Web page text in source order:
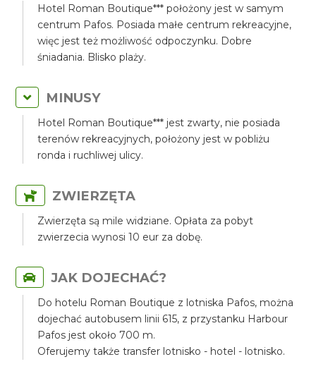
Hotel Roman Boutique*** położony jest w samym
centrum Pafos. Posiada małe centrum rekreacyjne,
więc jest też możliwość odpoczynku. Dobre
śniadania. Blisko plaży.
MINUSY
Hotel Roman Boutique*** jest zwarty, nie posiada
terenów rekreacyjnych, położony jest w pobliżu
ronda i ruchliwej ulicy.
ZWIERZĘTA
Zwierzęta są mile widziane. Opłata za pobyt
zwierzecia wynosi 10 eur za dobę.
JAK DOJECHAĆ?
Do hotelu Roman Boutique z lotniska Pafos, można
dojechać autobusem linii 615, z przystanku Harbour
Pafos jest około 700 m.
Oferujemy także transfer lotnisko - hotel - lotnisko.